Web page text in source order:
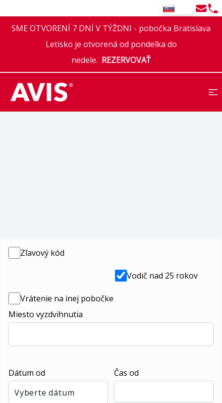
SK Email
SME OTVORENÍ 7 DNÍ V TÝŽDNI - pobočka Bratislava
Letisko je otvorená od pondelka do
nedele. REZERVOVAŤ
Vrátenie na inej pobočke
Vodič nad 25 rokov
Zľavový kód
Miesto vyzdvihnutia
Dátum od
Vyberte dátum
Čas od